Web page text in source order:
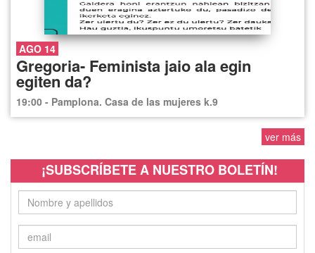
AGO 14
Gregoria- Feminista jaio ala egin
egiten da?
19:00 - Pamplona. Casa de las mujeres k.9
ver más
¡SUBSCRÍBETE A NUESTRO BOLETÍN!